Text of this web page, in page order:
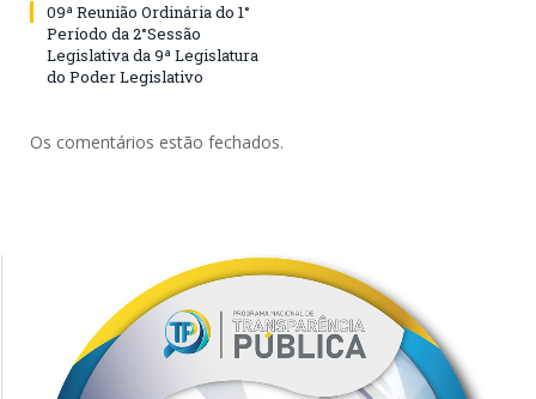
09ª Reunião Ordinária do 1°
Período da 2°Sessão
Legislativa da 9ª Legislatura
do Poder Legislativo
Os comentários estão fechados.